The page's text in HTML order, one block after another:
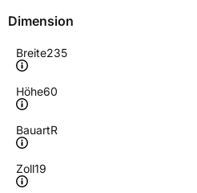
Dimension
Breite235
Höhe60
BauartR
Zoll19